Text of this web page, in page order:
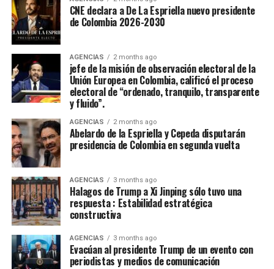
Jania Raquel Osorio Mejia, representante del
departamento de Cordoba, fue coronada como la nueva
embajadora Nacional del Folclor Colombiano
Con un balance muy positivo para la economía regional,
la alta afluencia de turistas, la gran ocupación hotelera y
Enfoque Periodistico y “Florida News” , da sus
agradecimientos a la Gobernación Del tolima, La
Alcaldía de Ibagué, a Cristian Torres jefe de prensa y
comunicaciónes de la alcaldia, Mauricio Hernandez Cala
secretario de cultura de Ibague y a todo ese gran grupo
de trabajo en las diferentes áreas que con su
profesionalismo, dedicación y arduo trabajo mantienen
en alto el orgullo Ibaguereño.
CNE declara a De La Espriella nuevo presidente
de Colombia 2026-2030
AGENCIAS 2 months ago
jefe de la misión de observación electoral de la
Unión Europea en Colombia, calificó el proceso
electoral de “ordenado, tranquilo, transparente
y fluido”.
AGENCIAS 2 months ago
Abelardo de la Espriella y Cepeda disputarán
presidencia de Colombia en segunda vuelta
AGENCIAS 3 months ago
Halagos de Trump a Xi Jinping sólo tuvo una
respuesta : Estabilidad estratégica
constructiva
AGENCIAS 3 months ago
Evacúan al presidente Trump de un evento con
periodistas y medios de comunicación